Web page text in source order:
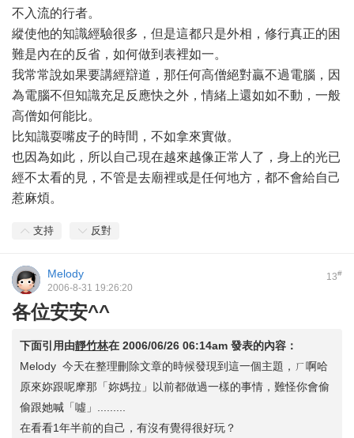
不入流的行者。
縱使他的知識經驗很多，但是這都只是外相，修行真正的困
難是內在的反省，如何做到表裡如一。
我常常說如果要講經辯道，那任何高僧絕對贏不過電腦，因
為電腦不但知識充足反應快之外，情緒上還如如不動，一般
高僧如何能比。
比知識耍嘴皮子的時間，不如拿來實做。
也因為如此，所以自己現在越來越像正常人了，身上的光已
經不太看的見，不管是去廟裡或是任何地方，都不會給自己
惹麻煩。
支持 反對
13#
Melody
2006-8-31 19:26:20
各位安安^^
下面引用由靜竹林在 2006/06/26 06:14am 發表的內容：
Melody 今天在整理刪除文章的時候發現到這一個主題，ㄏ啊哈
原來妳跟呢摩那「妳媽拉」以前都做過一樣的事情，難怪你會偷
偷跟她喊「噓」.........
在看看1年半前的自己，有沒有覺得很好玩？